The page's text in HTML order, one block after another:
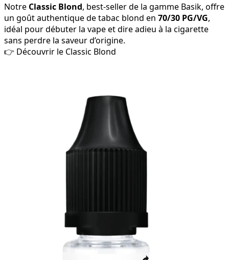
Notre Classic Blond, best-seller de la gamme Basik, offre
un goût authentique de tabac blond en 70/30 PG/VG,
idéal pour débuter la vape et dire adieu à la cigarette
sans perdre la saveur d’origine.
👉 Découvrir le Classic Blond